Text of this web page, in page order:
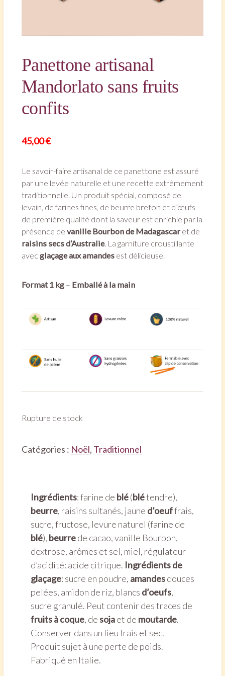
Panettone artisanal
Mandorlato sans fruits
confits
45,00€
Le savoir-faire artisanal de ce panettone est assuré
par une levée naturelle et une recette extrêmement
traditionnelle. Un produit spécial, composé de
levain, de farines fines, de beurre breton et d’œufs
de première qualité dont la saveur est enrichie par la
présence de vanille Bourbon de Madagascaret de
raisins secs d’Australie. La garniture croustillante
avec glaçage auxamandesest délicieuse.
Format 1 kg– Emballé à la main
Rupture de stock
Catégories : Noël, Traditionnel
Ingrédients: farine de blé(blétendre),
beurre, raisins sultanés, jaune d’oeuffrais,
sucre, fructose, levure naturel (farine de
blé), beurrede cacao, vanille Bourbon,
dextrose, arômes et sel, miel, régulateur
d’acidité: acide citrique. Ingrédients de
glaçage: sucre en poudre, amandesdouces
pelées, amidon de riz, blancs d’oeufs,
sucre granulé. Peut contenir des traces de
fruits à coque, desojaet de moutarde.
Conserver dans un lieu frais et sec.
Produit sujet à une perte de poids.
Fabriqué en Italie.